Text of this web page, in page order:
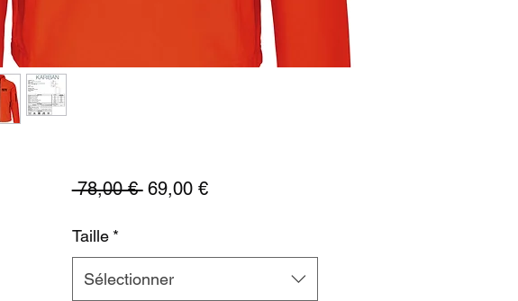
78,00 € Prix
69,00 €Prix
Taille *
Sélectionner